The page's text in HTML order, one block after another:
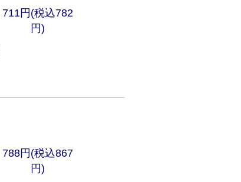
711円(税込782
円)
788円(税込867
円)